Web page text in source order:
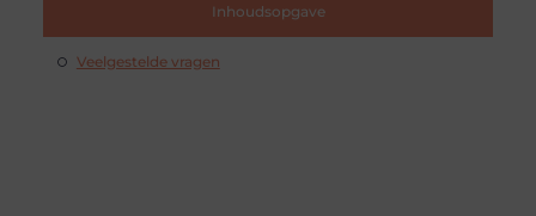
Inhoudsopgave
Veelgestelde vragen